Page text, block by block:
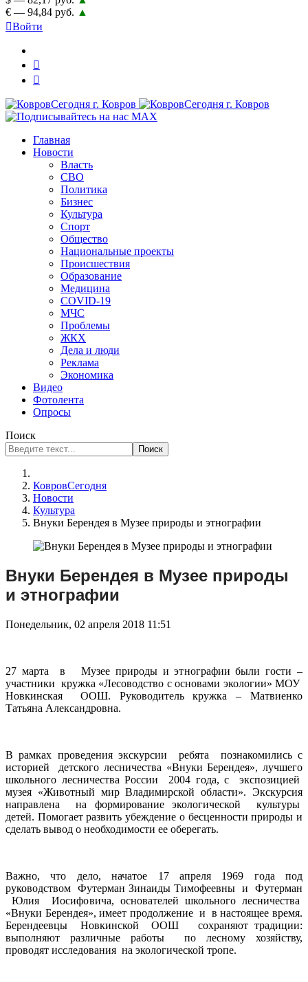
€ — 94,84 руб. ▲
Войти
Главная
Новости
Власть
СВО
Политика
Бизнес
Культура
Спорт
Общество
Национальные проекты
Происшествия
Образование
Медицина
COVID-19
МЧС
Проблемы
ЖКХ
Дела и люди
Реклама
Экономика
Видео
Фотолента
Опросы
Поиск
Поиск
КовровСегодня
Новости
Культура
Внуки Берендея в Музее природы и этнографии
Внуки Берендея в Музее природы
и этнографии
Понедельник, 02 апреля 2018 11:51
27 марта в Музее природы и этнографии были гости –
участники кружка «Лесоводство с основами экологии» МОУ
Новкинская ООШ. Руководитель кружка – Матвиенко
Татьяна Александровна.
В рамках проведения экскурсии ребята познакомились с
историей детского лесничества «Внуки Берендея», лучшего
школьного лесничества России 2004 года, с экспозицией
музея «Животный мир Владимирской области». Экскурсия
направлена на формирование экологической культуры
детей. Помогает развить убеждение о бесценности природы и
сделать вывод о необходимости ее оберегать.
Важно, что дело, начатое 17 апреля 1969 года под
руководством Футерман Зинаиды Тимофеевны и Футерман
Юлия Иосифовича, основателей школьного лесничества
«Внуки Берендея», имеет продолжение и в настоящее время.
Берендеевцы Новкинской ООШ сохраняют традиции:
выполняют различные работы по лесному хозяйству,
проводят исследования на экологической тропе.